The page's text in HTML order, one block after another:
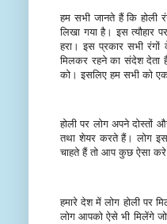
हम सभी जानते हैं कि होली
लिखा गया है। इस
हरा। इस प्रकार सभी
मिलकर रहने का संदेश देता
को। इसलिए हम सभी को
होली पर लोग अपने दोस्तों
तथा शेयर करते हैं। लोग
चाहते हैं तो आप कुछ ऐसा
हमारे देश में लोग होली पर
लोग आपको ऐसे भी मिलेंगे